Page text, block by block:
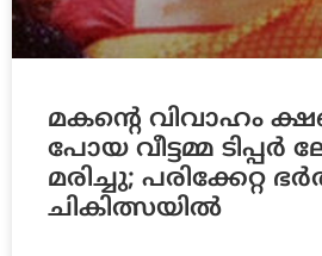
മകന്റെ വിവാഹം
പോയ വീട്ടമ്മ ടിപ്പര്‍
മരിച്ചു; പരിക്കേറ്റ
ചികിത്സയില്‍